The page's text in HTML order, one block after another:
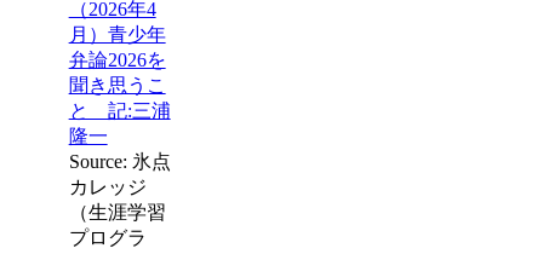
（2026年4
月）青少年
弁論2026を
聞き思うこ
と 記:三浦
隆一
Source: 氷点
カレッジ
（生涯学習
プログラ